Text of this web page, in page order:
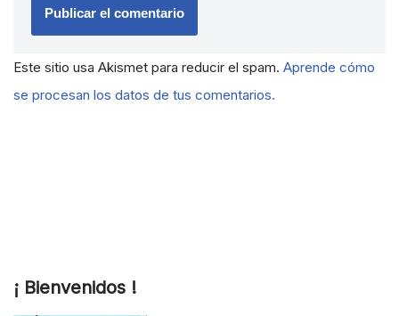
Este sitio usa Akismet para reducir el spam. Aprende cómo
se procesan los datos de tus comentarios.
¡ Bienvenidos !